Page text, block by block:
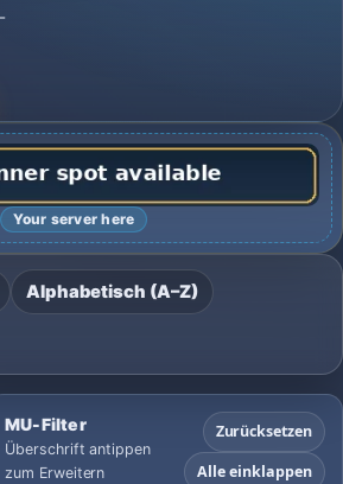
Your server here
Alphabetisch (A–Z)
MU-Filter
Überschrift antippen
zum Erweitern
Zurücksetzen
Alle einklappen